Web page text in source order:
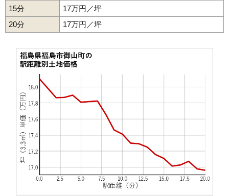
53
54 瀬上町
56 丸子
鎌田 1,626万円
飯坂町平野 16万円 1,216万円
59 黒岩 15万円 1,061万円
60 笹谷 15万円 1,144万円
61 15万円
62 1,269万円
63 1,019万円
岡部 13万円 1,294万円 8.4%
15分
17万円／坪
20分
17万円／坪